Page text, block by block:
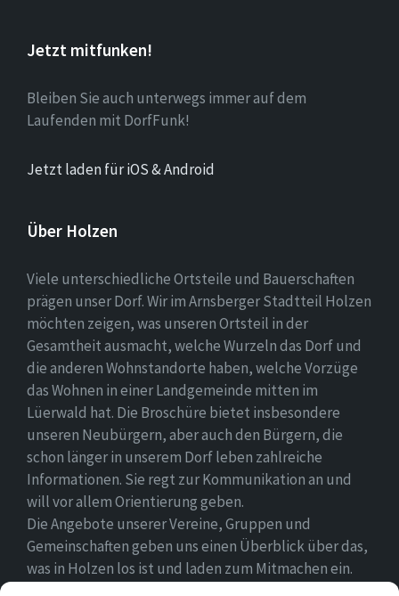
Jetzt mitfunken!
Bleiben Sie auch unterwegs immer auf dem
Laufenden mit DorfFunk!
Jetzt laden für iOS & Android
Über Holzen
Viele unterschiedliche Ortsteile und Bauerschaften
prägen unser Dorf. Wir im Arnsberger Stadtteil Holzen
möchten zeigen, was unseren Ortsteil in der
Gesamtheit ausmacht, welche Wurzeln das Dorf und
die anderen Wohnstandorte haben, welche Vorzüge
das Wohnen in einer Landgemeinde mitten im
Lüerwald hat. Die Broschüre bietet insbesondere
unseren Neubürgern, aber auch den Bürgern, die
schon länger in unserem Dorf leben zahlreiche
Informationen. Sie regt zur Kommunikation an und
will vor allem Orientierung geben.
Die Angebote unserer Vereine, Gruppen und
Gemeinschaften geben uns einen Überblick über das,
was in Holzen los ist und laden zum Mitmachen ein.